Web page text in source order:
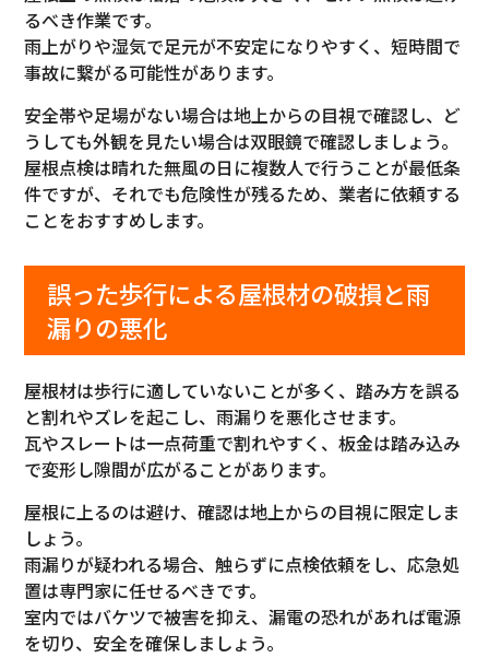
るべき作業です。
雨上がりや湿気で足元が不安定になりやすく、短時間で
事故に繋がる可能性があります。
安全帯や足場がない場合は地上からの目視で確認し、ど
うしても外観を見たい場合は双眼鏡で確認しましょう。
屋根点検は晴れた無風の日に複数人で行うことが最低条
件ですが、それでも危険性が残るため、業者に依頼する
ことをおすすめします。
誤った歩行による屋根材の破損と雨
漏りの悪化
屋根材は歩行に適していないことが多く、踏み方を誤る
と割れやズレを起こし、雨漏りを悪化させます。
瓦やスレートは一点荷重で割れやすく、板金は踏み込み
で変形し隙間が広がることがあります。
屋根に上るのは避け、確認は地上からの目視に限定しま
しょう。
雨漏りが疑われる場合、触らずに点検依頼をし、応急処
置は専門家に任せるべきです。
室内ではバケツで被害を抑え、漏電の恐れがあれば電源
を切り、安全を確保しましょう。